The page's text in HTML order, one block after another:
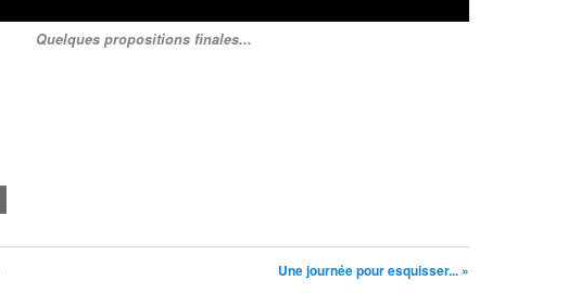
Quelques propositions finales...
Une journée pour esquisser... »